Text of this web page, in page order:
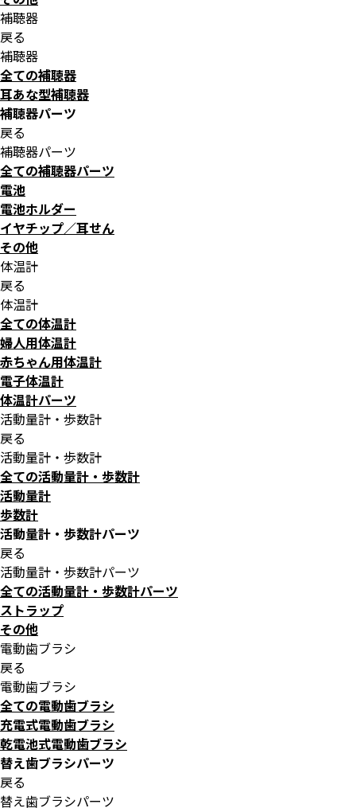
補聴器
戻る
補聴器
全ての補聴器
耳あな型補聴器
補聴器パーツ
戻る
補聴器パーツ
全ての補聴器パーツ
電池
電池ホルダー
イヤチップ／耳せん
その他
体温計
戻る
体温計
全ての体温計
婦人用体温計
赤ちゃん用体温計
電子体温計
体温計パーツ
活動量計・歩数計
戻る
活動量計・歩数計
全ての活動量計・歩数計
活動量計
歩数計
活動量計・歩数計パーツ
戻る
活動量計・歩数計パーツ
全ての活動量計・歩数計パーツ
ストラップ
その他
電動歯ブラシ
戻る
電動歯ブラシ
全ての電動歯ブラシ
充電式電動歯ブラシ
乾電池式電動歯ブラシ
替え歯ブラシパーツ
戻る
替え歯ブラシパーツ